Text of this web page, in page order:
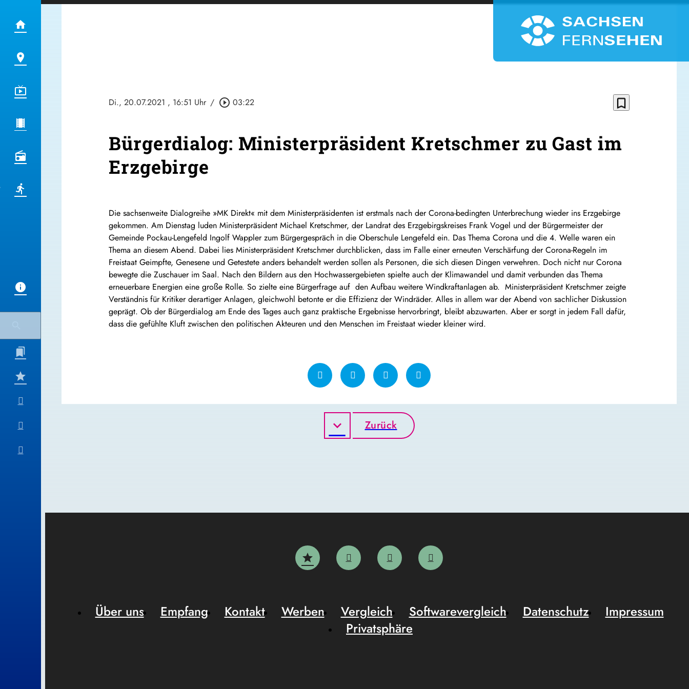
Di., 20.07.2021 , 16:51 Uhr / play_circle_outline 03:22 bookmark_border
Bürgerdialog: Ministerpräsident Kretschmer zu Gast im
Erzgebirge
Die sachsenweite Dialogreihe »MK Direkt« mit dem Ministerpräsidenten ist erstmals nach der Corona-bedingten Unterbrechung wieder ins Erzgebirge
gekommen. Am Dienstag luden Ministerpräsident Michael Kretschmer, der Landrat des Erzgebirgskreises Frank Vogel und der Bürgermeister der
Gemeinde Pockau-Lengefeld Ingolf Wappler zum Bürgergespräch in die Oberschule Lengefeld ein. Das Thema Corona und die 4. Welle waren ein
Thema an diesem Abend. Dabei lies Ministerpräsident Kretschmer durchblicken, dass im Falle einer erneuten Verschärfung der Corona-Regeln im
Freistaat Geimpfte, Genesene und Getestete anders behandelt werden sollen als Personen, die sich diesen Dingen verwehren. Doch nicht nur Corona
bewegte die Zuschauer im Saal. Nach den Bildern aus den Hochwassergebieten spielte auch der Klimawandel und damit verbunden das Thema
erneuerbare Energien eine große Rolle. So zielte eine Bürgerfrage auf den Aufbau weitere Windkraftanlagen ab. Ministerpräsident Kretschmer zeigte
Verständnis für Kritiker derartiger Anlagen, gleichwohl betonte er die Effizienz der Windräder. Alles in allem war der Abend von sachlicher Diskussion
geprägt. Ob der Bürgerdialog am Ende des Tages auch ganz praktische Ergebnisse hervorbringt, bleibt abzuwarten. Aber er sorgt in jedem Fall dafür,
dass die gefühlte Kluft zwischen den politischen Akteuren und den Menschen im Freistaat wieder kleiner wird.
Zurück
Über uns Empfang Kontakt Werben Vergleich Softwarevergleich Datenschutz
Impressum
Privatsphäre